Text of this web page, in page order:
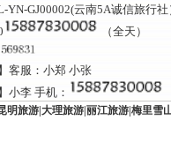
YN-GJ00002(云南5A诚信旅行社
（全天）
客服：小郑 小张
小李 手机：
明旅游| 大理旅游| 丽江旅游| 梅里雪